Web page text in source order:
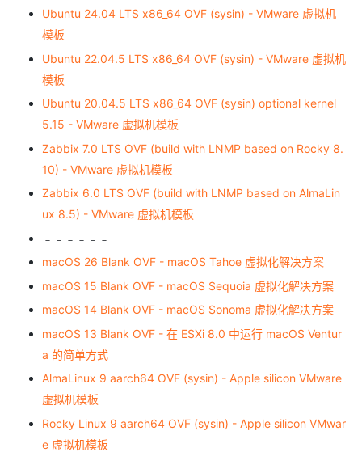
Ubuntu 24.04 LTS x86_64 OVF (sysin) - VMware 虚拟机
模板
Ubuntu 22.04.5 LTS x86_64 OVF (sysin) - VMware 虚拟机
模板
Ubuntu 20.04.5 LTS x86_64 OVF (sysin) optional kernel
5.15 - VMware 虚拟机模板
Zabbix 7.0 LTS OVF (build with LNMP based on Rocky 8.
10) - VMware 虚拟机模板
Zabbix 6.0 LTS OVF (build with LNMP based on AlmaLin
ux 8.5) - VMware 虚拟机模板
﹣﹣﹣﹣﹣﹣
macOS 26 Blank OVF - macOS Tahoe 虚拟化解决方案
macOS 15 Blank OVF - macOS Sequoia 虚拟化解决方案
macOS 14 Blank OVF - macOS Sonoma 虚拟化解决方案
macOS 13 Blank OVF - 在 ESXi 8.0 中运行 macOS Ventur
a 的简单方式
AlmaLinux 9 aarch64 OVF (sysin) - Apple silicon VMware
虚拟机模板
Rocky Linux 9 aarch64 OVF (sysin) - Apple silicon VMwar
e 虚拟机模板